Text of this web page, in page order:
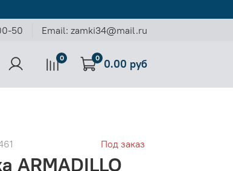
50 Email: zamki34@mail.ru
0 0 0.00 руб
Под заказ
ARMADILLO